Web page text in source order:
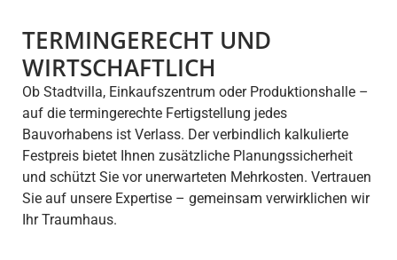
TERMINGERECHT UND
WIRTSCHAFTLICH
Ob Stadtvilla, Einkaufszentrum oder Produktionshalle –
auf die termingerechte Fertigstellung jedes
Bauvorhabens ist Verlass. Der verbindlich kalkulierte
Festpreis bietet Ihnen zusätzliche Planungssicherheit
und schützt Sie vor unerwarteten Mehrkosten. Vertrauen
Sie auf unsere Expertise – gemeinsam verwirklichen wir
Ihr Traumhaus.